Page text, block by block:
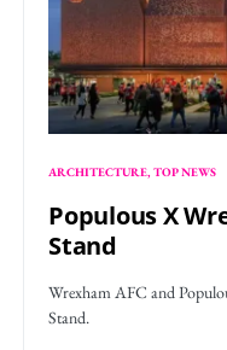
ARCHITECTURE TOP NEWS
Populous X
Stand
Wrexham AFC and
Stand.